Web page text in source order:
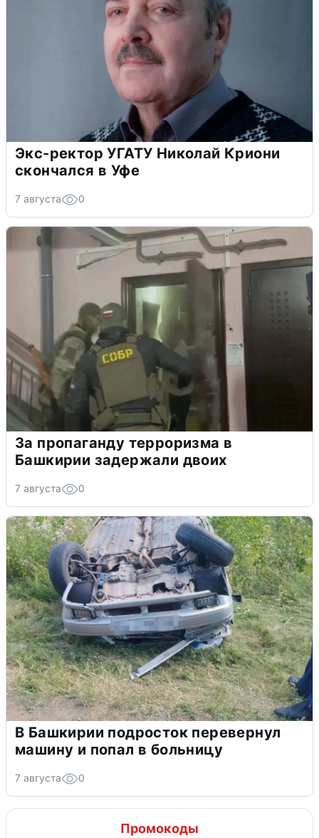
Экс-ректор УГАТУ Николай Криони
скончался в Уфе
7 августа 0
За пропаганду терроризма в
Башкирии задержали двоих
7 августа 0
В Башкирии подросток перевернул
машину и попал в больницу
7 августа 0
Промокоды